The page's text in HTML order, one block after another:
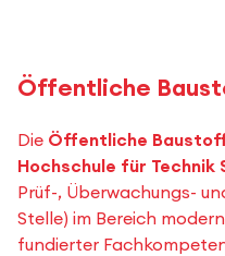
Öffentliche
Die Öffentliche
Hochschule für
Prüf-, Überwachungs-
Stelle) im Bereich
fundierter